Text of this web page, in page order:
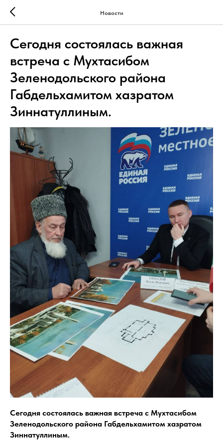
Новости
Сегодня состоялась важная
встреча с Мухтасибом
Зеленодольского района
Габдельхамитом хазратом
Зиннатуллиным.
Сегодня состоялась важная встреча с Мухтасибом
Зеленодольского района Габдельхамитом хазратом
Зиннатуллиным.